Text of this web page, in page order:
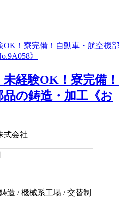
未経験OK！寮完備！
品の鋳造・加工《お
式会社
造 / 機械系工場 / 交替制